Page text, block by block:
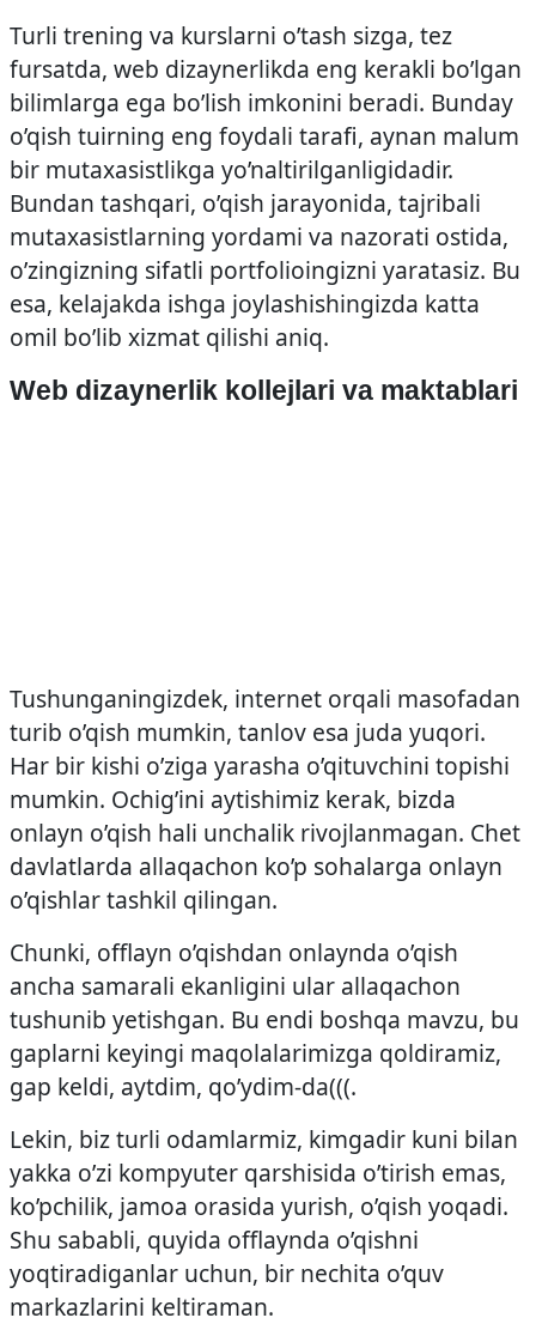
Turli trening va kurslarni o’tash sizga, tez
fursatda, web dizaynerlikda eng kerakli bo’lgan
bilimlarga ega bo’lish imkonini beradi. Bunday
o’qish tuirning eng foydali tarafi, aynan malum
bir mutaxasistlikga yo’naltirilganligidadir.
Bundan tashqari, o’qish jarayonida, tajribali
mutaxasistlarning yordami va nazorati ostida,
o’zingizning sifatli portfolioingizni yaratasiz. Bu
esa, kelajakda ishga joylashishingizda katta
omil bo’lib xizmat qilishi aniq.
Web dizaynerlik kollejlari va maktablari
Tushunganingizdek, internet orqali masofadan
turib o’qish mumkin, tanlov esa juda yuqori.
Har bir kishi o’ziga yarasha o’qituvchini topishi
mumkin. Ochig’ini aytishimiz kerak, bizda
onlayn o’qish hali unchalik rivojlanmagan. Chet
davlatlarda allaqachon ko’p sohalarga onlayn
o’qishlar tashkil qilingan.
Chunki, offlayn o’qishdan onlaynda o’qish
ancha samarali ekanligini ular allaqachon
tushunib yetishgan. Bu endi boshqa mavzu, bu
gaplarni keyingi maqolalarimizga qoldiramiz,
gap keldi, aytdim, qo’ydim-da(((.
Lekin, biz turli odamlarmiz, kimgadir kuni bilan
yakka o’zi kompyuter qarshisida o’tirish emas,
ko’pchilik, jamoa orasida yurish, o’qish yoqadi.
Shu sababli, quyida offlaynda o’qishni
yoqtiradiganlar uchun, bir nechita o’quv
markazlarini keltiraman.